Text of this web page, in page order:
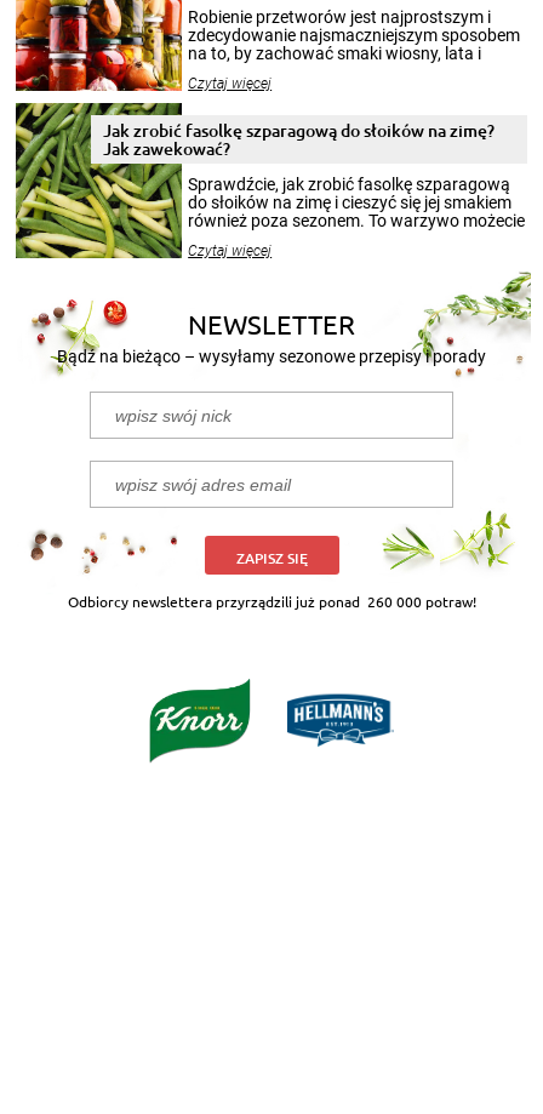
Robienie przetworów jest najprostszym i
zdecydowanie najsmaczniejszym sposobem
na to, by zachować smaki wiosny, lata i
krajobrazów, by cieszyć nimi oko w sezonie
pełni poczuć atmosferę cieplejszych
miesięcy. Przygotowanie słoików ze
patenty, które pozwolą zachować świeżość
przetworów.
Czytaj więcej
Jak zrobić fasolkę szparagową do słoików na zimę?
Jak zawekować?
Sprawdźcie, jak zrobić fasolkę szparagową
do słoików na zimę i cieszyć się jej smakiem
również poza sezonem. To warzywo możecie
nasze propozycje!
Czytaj więcej
NEWSLETTER
Bądź na bieżąco – wysyłamy sezonowe przepisy i porady
ZAPISZ SIĘ
Odbiorcy newslettera przyrządzili już ponad 260 000 potraw!